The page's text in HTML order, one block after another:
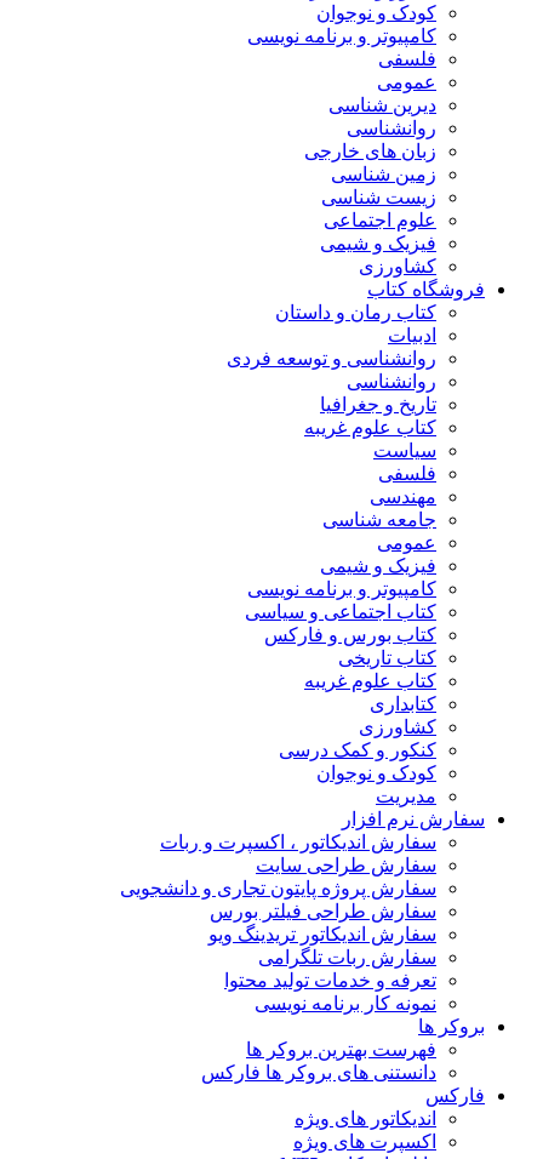
کودک و نوجوان
کامپیوتر و برنامه نویسی
فلسفی
عمومی
دیرین شناسی
روانشناسی
زبان های خارجی
زمین شناسی
زیست شناسی
علوم اجتماعی
فیزیک و شیمی
کشاورزی
فروشگاه کتاب
کتاب رمان و داستان
ادبیات
روانشناسی و توسعه فردی
روانشناسی
تاریخ و جغرافیا
کتاب علوم غریبه
سیاست
فلسفی
مهندسی
جامعه شناسی
عمومی
فیزیک و شیمی
کامپیوتر و برنامه نویسی
کتاب اجتماعی و سیاسی
کتاب بورس و فارکس
کتاب تاریخی
کتاب علوم غریبه
کتابداری
کشاورزی
کنکور و کمک‌ درسی
کودک و نوجوان
مدیریت
سفارش نرم افزار
سفارش اندیکاتور ، اکسپرت و ربات
سفارش طراحی سایت
سفارش پروژه پایتون تجاری و دانشجویی
سفارش طراحی فیلتر بورس
سفارش اندیکاتور تریدینگ ویو
سفارش ربات تلگرامی
تعرفه و خدمات تولید محتوا
نمونه کار برنامه نویسی
بروکر ها
فهرست بهترین بروکر ها
دانستنی های بروکر ها فارکس
فارکس
اندیکاتور های ویژه
اکسپرت های ویژه